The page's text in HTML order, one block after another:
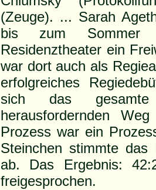
(Zeuge). ... Sarah
bis zum Sommer
Residenztheater ein
war dort auch als
erfolgreiches
sich das
herausfordernden
Prozess war ein
Steinchen stimmte
ab. Das Ergebnis:
freigesprochen.